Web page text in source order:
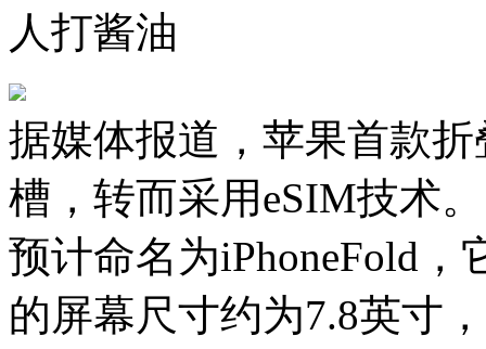
人打酱油
据媒体报道，苹果首款
槽，转而采用eSIM技术
预计命名为iPhoneFold
的屏幕尺寸约为7.8英寸